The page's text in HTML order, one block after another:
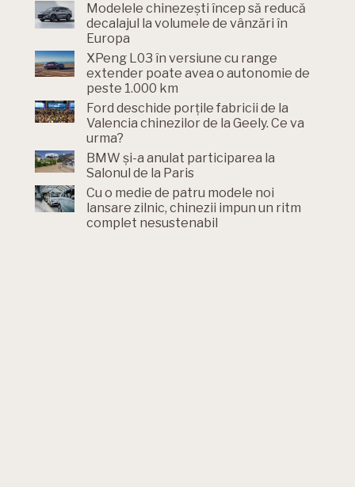
Modelele chinezești încep să reducă
decalajul la volumele de vânzări în
Europa
XPeng L03 în versiune cu range
extender poate avea o autonomie de
peste 1.000 km
Ford deschide porțile fabricii de la
Valencia chinezilor de la Geely. Ce va
urma?
BMW și-a anulat participarea la
Salonul de la Paris
Cu o medie de patru modele noi
lansare zilnic, chinezii impun un ritm
complet nesustenabil